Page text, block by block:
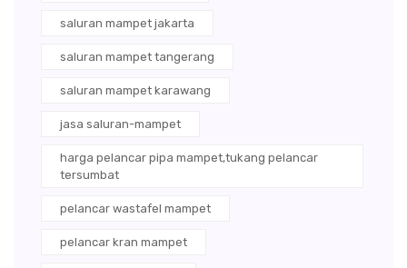
saluran mampet jakarta
saluran mampet tangerang
saluran mampet karawang
jasa saluran-mampet
harga pelancar pipa mampet,tukang pelancar
tersumbat
pelancar wastafel mampet
pelancar kran mampet